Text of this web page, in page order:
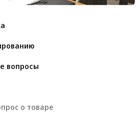
вопросы
о товаре